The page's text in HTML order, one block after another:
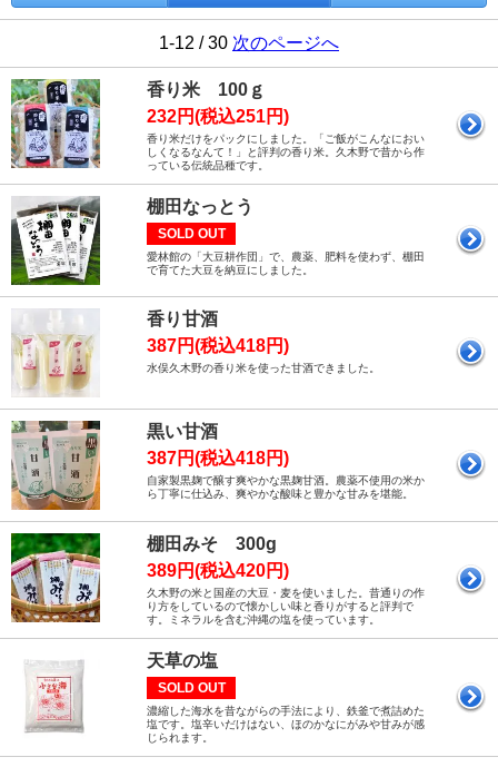
1-12 / 30 次のページへ
香り米 100ｇ
232円(税込251円)
香り米だけをパックにしました。「ご飯がこんなにおい
しくなるなんて！」と評判の香り米。久木野で昔から作
っている伝統品種です。
棚田なっとう
SOLD OUT
愛林館の「大豆耕作団」で、農薬、肥料を使わず、棚田
で育てた大豆を納豆にしました。
香り甘酒
387円(税込418円)
水俣久木野の香り米を使った甘酒できました。
黒い甘酒
387円(税込418円)
自家製黒麹で醸す爽やかな黒麹甘酒。農薬不使用の米か
ら丁寧に仕込み、爽やかな酸味と豊かな甘みを堪能。
棚田みそ 300g
389円(税込420円)
久木野の米と国産の大豆・麦を使いました。昔通りの作
り方をしているので懐かしい味と香りがすると評判で
す。ミネラルを含む沖縄の塩を使っています。
天草の塩
SOLD OUT
濃縮した海水を昔ながらの手法により、鉄釜で煮詰めた
塩です。塩辛いだけはない、ほのかなにがみや甘みが感
じられます。